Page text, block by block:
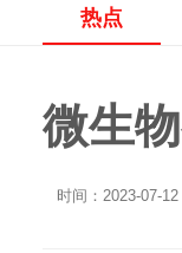
热点
微生
时间：2023-07-